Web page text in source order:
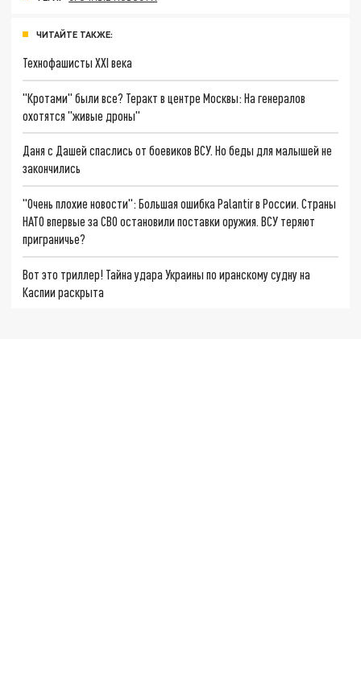
ЧИТАЙТЕ ТАКЖЕ:
Технофашисты XXI века
"Кротами" были все? Теракт в центре Москвы: На генералов
охотятся "живые дроны"
Даня с Дашей спаслись от боевиков ВСУ. Но беды для малышей не
закончились
"Очень плохие новости": Большая ошибка Palantir в России. Страны
НАТО впервые за СВО остановили поставки оружия. ВСУ теряют
приграничье?
Вот это триллер! Тайна удара Украины по иранскому судну на
Каспии раскрыта